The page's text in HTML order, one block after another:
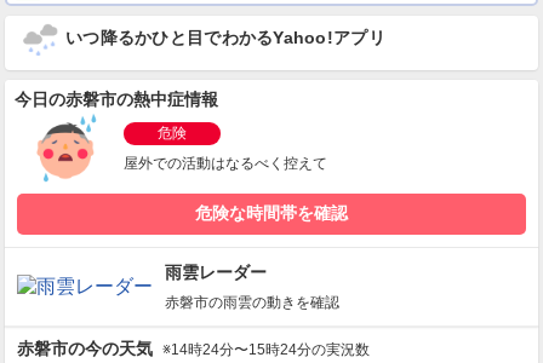
いつ降るかひと目でわかるYahoo!アプリ
今日の赤磐市の熱中症情報
危険
屋外での活動はなるべく控えて
危険な時間帯を確認
雨雲レーダー
赤磐市の雨雲の動きを確認
赤磐市の今の天気 ※14時24分〜15時24分の実況数